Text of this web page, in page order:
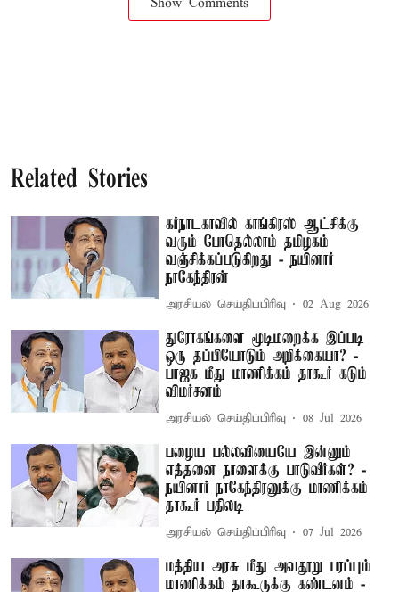
Related Stories
கர்நாடகாவில் காங்கிரஸ் ஆட்சிக்கு
வரும் போதெல்லாம் தமிழகம்
வஞ்சிக்கப்படுகிறது - நயினார்
நாகேந்திரன்
அரசியல் செய்திப்பிரிவு 02 Aug 2026
துரோகங்களை மூடிமறைக்க இப்படி
ஒரு தப்பியோடும் அறிக்கையா? -
பாஜக மீது மாணிக்கம் தாகூர் கடும்
விமர்சனம்
அரசியல் செய்திப்பிரிவு 08 Jul 2026
பழைய பல்லவியையே இன்னும்
எத்தனை நாளைக்கு பாடுவீர்கள்? -
நயினார் நாகேந்திரனுக்கு மாணிக்கம்
தாகூர் பதிலடி
அரசியல் செய்திப்பிரிவு 07 Jul 2026
மத்திய அரசு மீது அவதூறு பரப்பும்
மாணிக்கம் தாகூருக்கு கண்டனம் -